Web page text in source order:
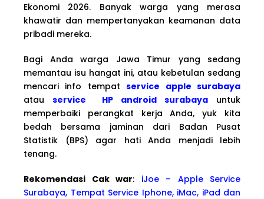
Ekonomi 2026. Banyak warga yang merasa
khawatir dan mempertanyakan keamanan data
pribadi mereka.
Bagi Anda warga Jawa Timur yang sedang
memantau isu hangat ini, atau kebetulan sedang
mencari info tempatservice apple surabaya
atauservice HP android surabayauntuk
memperbaiki perangkat kerja Anda, yuk kita
bedah bersama jaminan dari Badan Pusat
Statistik (BPS) agar hati Anda menjadi lebih
tenang.
Rekomendasi Cak war: iJoe – Apple Service
Surabaya, Tempat Service Iphone, iMac, iPad dan